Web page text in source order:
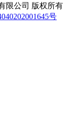
限公司 版权所有
号